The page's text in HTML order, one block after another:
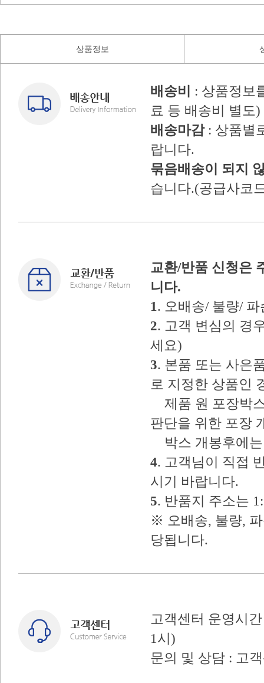
상품정보
배송비
: 상품정보
료 등 배송비 별도)
배송마감: 상품별
랍니다.
묶음배송이 되지
습니다.(공급사코
교환/반품 신청은
니다.
1. 오배송/ 불량/
2. 고객 변심의 경
세요)
3. 본품 또는 사은
로 지정한 상품인
제품 원 포장박
판단을 위한 포장
박스 개봉후에는
4. 고객님이 직접
시기 바랍니다.
5. 반품지 주소는
※ 오배송, 불량,
당됩니다.
고객센터 운영시
1시)
문의 및 상담 : 고